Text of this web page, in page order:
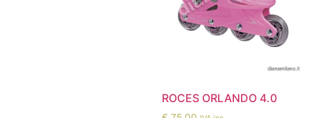
ROCES ORLANDO 4.0